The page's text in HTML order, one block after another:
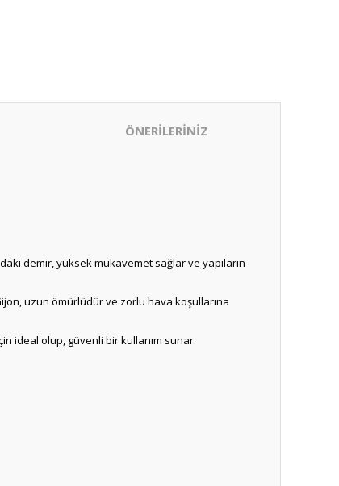
ÖNERİLERİNİZ
demir, yüksek mukavemet sağlar ve yapıların
uzun ömürlüdür ve zorlu hava koşullarına
ideal olup, güvenli bir kullanım sunar.